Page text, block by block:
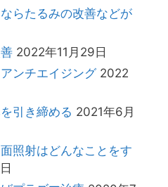
らたるみの改善などが
2022年11月29日
ンチエイジング 2022
引き締める 2021年6月
照射はどんなことをす